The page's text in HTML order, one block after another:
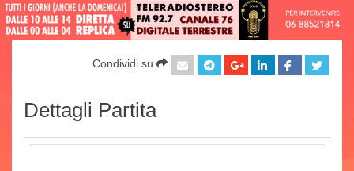
Condividi su
Dettagli Partita